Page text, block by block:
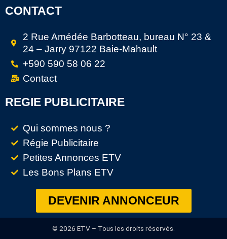
CONTACT
2 Rue Amédée Barbotteau, bureau N° 23 &
24 – Jarry 97122 Baie-Mahault
+590 590 58 06 22
Contact
REGIE PUBLICITAIRE
Qui sommes nous ?
Régie Publicitaire
Petites Annonces ETV
Les Bons Plans ETV
DEVENIR ANNONCEUR
© 2026 ETV – Tous les droits réservés.